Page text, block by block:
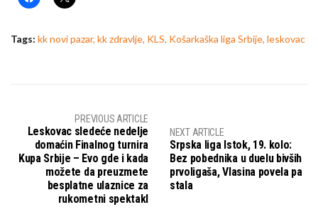
Tags: kk novi pazar, kk zdravlje, KLS, Košarkaška liga Srbije, leskovac
PREVIOUS ARTICLE
Leskovac sledeće nedelje
domaćin Finalnog turnira
Kupa Srbije – Evo gde i kada
možete da preuzmete
besplatne ulaznice za
rukometni spektakl
NEXT ARTICLE
Srpska liga Istok, 19. kolo:
Bez pobednika u duelu bivših
prvoligaša, Vlasina povela pa
stala